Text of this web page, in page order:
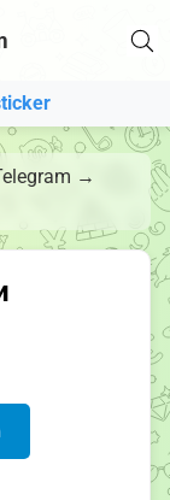
→